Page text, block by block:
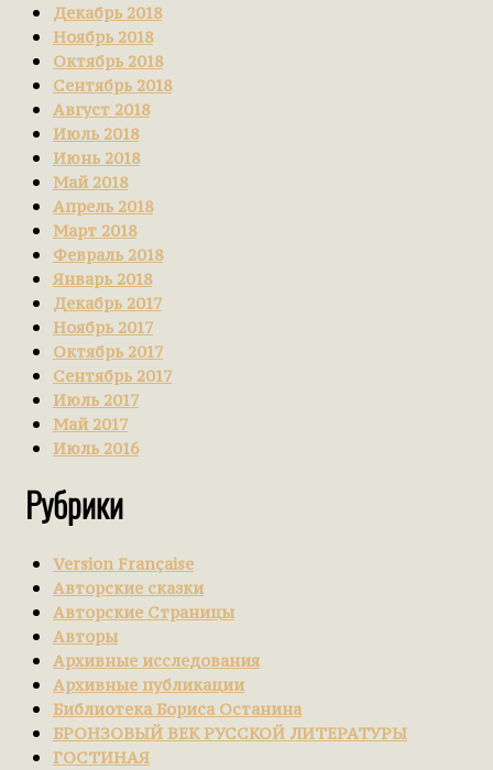
Декабрь 2018
Ноябрь 2018
Октябрь 2018
Сентябрь 2018
Август 2018
Июль 2018
Июнь 2018
Май 2018
Апрель 2018
Март 2018
Февраль 2018
Январь 2018
Декабрь 2017
Ноябрь 2017
Октябрь 2017
Сентябрь 2017
Июль 2017
Май 2017
Июль 2016
Рубрики
Version Française
Авторские сказки
Авторские Страницы
Авторы
Архивные исследования
Архивные публикации
Библиотека Бориса Останина
БРОНЗОВЫЙ ВЕК РУССКОЙ ЛИТЕРАТУРЫ
ГОСТИНАЯ